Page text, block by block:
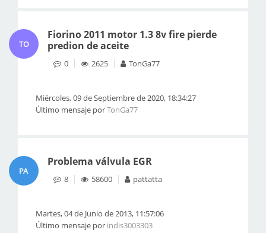
TO
Fiorino 2011 motor 1.3 8v fire pierde
predion de aceite
0 2625 TonGa77
Miércoles, 09 de Septiembre de 2020, 18:34:27
Último mensaje porTonGa77
PA
Problema válvula EGR
8 58600 pattatta
Martes, 04 de Junio de 2013, 11:57:06
Último mensaje por indis3003303